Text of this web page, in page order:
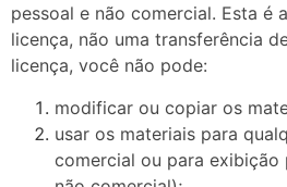
pessoal e não comercial. Esta é
licença, não uma transferência
licença, você não pode:
modificar ou copiar os
usar os materiais para
comercial ou para exibição